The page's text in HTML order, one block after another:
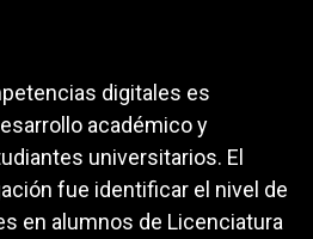
digitales es
académico y
universitarios. El
fue identificar el nivel de
en alumnos de Licenciatura